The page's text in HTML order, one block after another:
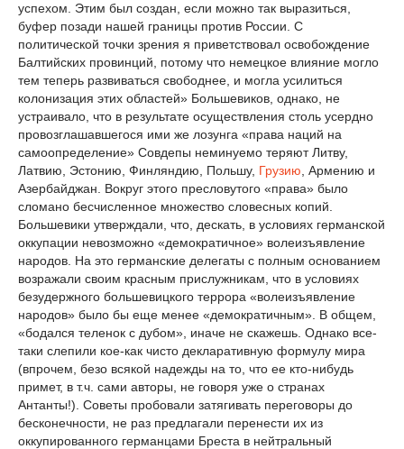
успехом. Этим был создан, если можно так выразиться,
буфер позади нашей границы против России. С
политической точки зрения я приветствовал освобождение
Балтийских провинций, потому что немецкое влияние могло
тем теперь развиваться свободнее, и могла усилиться
колонизация этих областей» Большевиков, однако, не
устраивало, что в результате осуществления столь усердно
провозглашавшегося ими же лозунга «права наций на
самоопределение» Совдепы неминуемо теряют Литву,
Латвию, Эстонию, Финляндию, Польшу, Грузию , Армению и
Азербайджан. Вокруг этого пресловутого «права» было
сломано бесчисленное множество словесных копий.
Большевики утверждали, что, дескать, в условиях германской
оккупации невозможно «демократичное» волеизъявление
народов. На это германские делегаты с полным основанием
возражали своим красным прислужникам, что в условиях
безудержного большевицкого террора «волеизъявление
народов» было бы еще менее «демократичным». В общем,
«бодался теленок с дубом», иначе не скажешь. Однако все-
таки слепили кое-как чисто декларативную формулу мира
(впрочем, безо всякой надежды на то, что ее кто-нибудь
примет, в т.ч. сами авторы, не говоря уже о странах
Антанты!). Советы пробовали затягивать переговоры до
бесконечности, не раз предлагали перенести их из
оккупированного германцами Бреста в нейтральный